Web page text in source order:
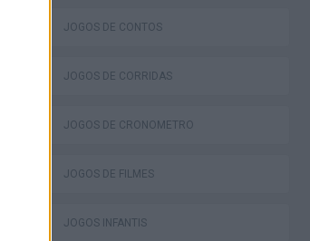
JOGOS DE CONTOS
JOGOS DE CORRIDAS
JOGOS DE CRONÔMETRO
JOGOS DE FILMES
JOGOS INFANTIS